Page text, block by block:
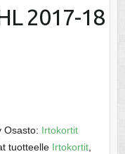
2017-18
Osasto: Irtokortit
tuotteelle Irtokortit,